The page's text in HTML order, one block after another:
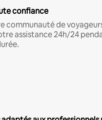
confiance
communauté de
assistance 24h/24